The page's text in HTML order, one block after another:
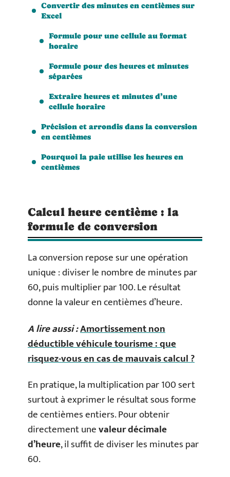
Convertir des minutes en centièmes sur
Excel
Formule pour une cellule au format
horaire
Formule pour des heures et minutes
séparées
Extraire heures et minutes d’une
cellule horaire
Précision et arrondis dans la conversion
en centièmes
Pourquoi la paie utilise les heures en
centièmes
Calcul heure centième : la
formule de conversion
La conversion repose sur une opération
unique : diviser le nombre de minutes par
60, puis multiplier par 100. Le résultat
donne la valeur en centièmes d’heure.
A lire aussi :Amortissement non
déductible véhicule tourisme : que
risquez-vous en cas de mauvais calcul ?
En pratique, la multiplication par 100 sert
surtout à exprimer le résultat sous forme
de centièmes entiers. Pour obtenir
directement unevaleur décimale
d’heure, il suffit de diviser les minutes par
60.